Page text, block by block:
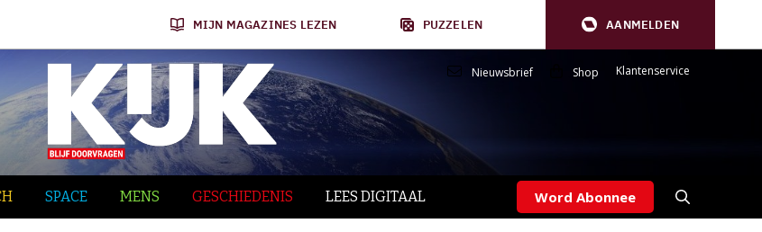
MIJN MAGAZINES LEZEN PUZZELEN AANMELDEN
Nieuwsbrief Shop Klantenservice
SPACE MENS GESCHIEDENIS LEES DIGITAAL Word Abonnee